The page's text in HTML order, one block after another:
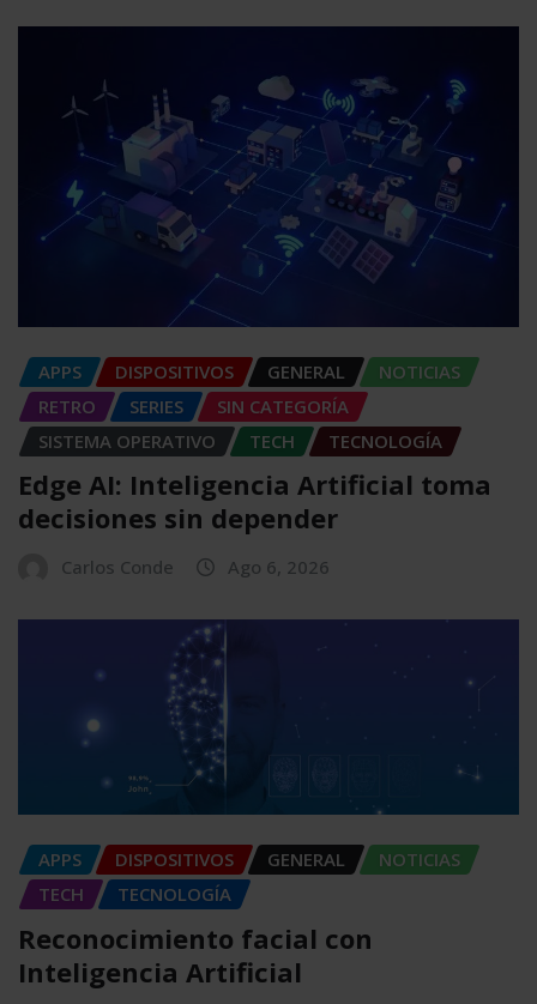
APPS DISPOSITIVOS GENERAL
NOTICIAS
RETRO
SERIES
SIN CATEGORÍA
SISTEMA OPERATIVO
TECH TECNOLOGÍA
Edge AI: Inteligencia Artificial toma
decisiones sin depender
Carlos Conde Ago 6, 2026
APPS DISPOSITIVOS GENERAL
NOTICIAS
TECH
TECNOLOGÍA
Reconocimiento facial con
Inteligencia Artificial